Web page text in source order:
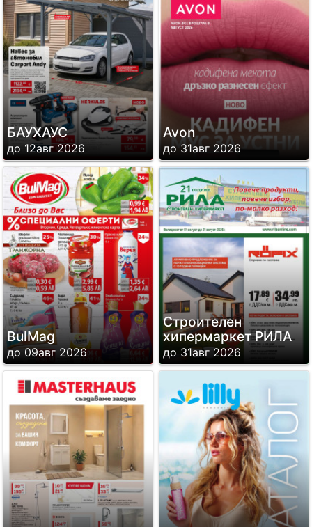
БАУХАУС
до 12авг 2026
Avon
до 31авг 2026
BulMag
до 09авг 2026
Строителен
хипермаркет РИЛА
до 31авг 2026